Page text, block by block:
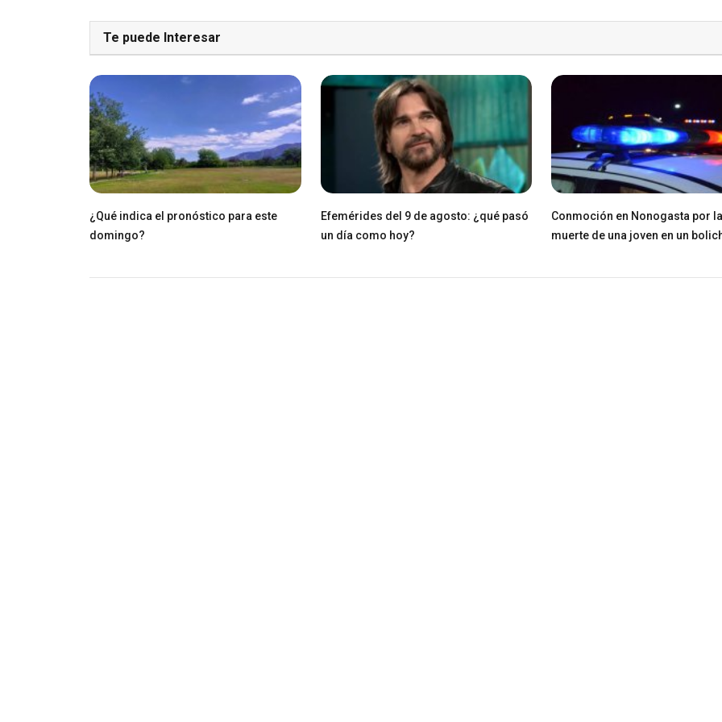
Te puede Interesar
¿Qué indica el pronóstico para este
domingo?
Efemérides del 9 de agosto: ¿qué pasó
un día como hoy?
Conmoción en Nonogasta por la
muerte de una joven en un